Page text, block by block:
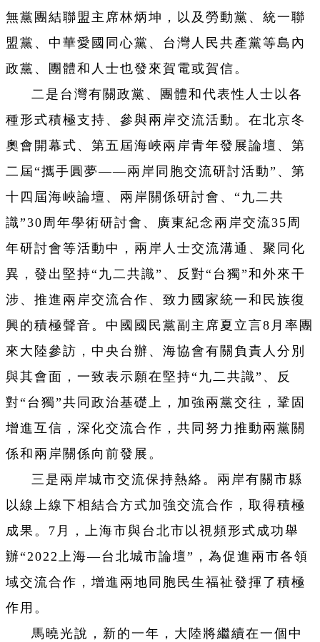
無黨團結聯盟主席林炳坤，以及勞動黨、統一聯
盟黨、中華愛國同心黨、台灣人民共產黨等島內
政黨、團體和人士也發來賀電或賀信。
二是台灣有關政黨、團體和代表性人士以各
種形式積極支持、參與兩岸交流活動。在北京冬
奧會開幕式、第五屆海峽兩岸青年發展論壇、第
二屆“攜手圓夢——兩岸同胞交流研討活動”、第
十四屆海峽論壇、兩岸關係研討會、“九二共
識”30周年學術研討會、廣東紀念兩岸交流35周
年研討會等活動中，兩岸人士交流溝通、聚同化
異，發出堅持“九二共識”、反對“台獨”和外來干
涉、推進兩岸交流合作、致力國家統一和民族復
興的積極聲音。中國國民黨副主席夏立言8月率團
來大陸參訪，中央台辦、海協會有關負責人分別
與其會面，一致表示願在堅持“九二共識”、反
對“台獨”共同政治基礎上，加強兩黨交往，鞏固
增進互信，深化交流合作，共同努力推動兩黨關
係和兩岸關係向前發展。
三是兩岸城市交流保持熱絡。兩岸有關市縣
以線上線下相結合方式加強交流合作，取得積極
成果。7月，上海市與台北市以視頻形式成功舉
辦“2022上海—台北城市論壇”，為促進兩市各領
域交流合作，增進兩地同胞民生福祉發揮了積極
作用。
馬曉光說，新的一年，大陸將繼續在一個中